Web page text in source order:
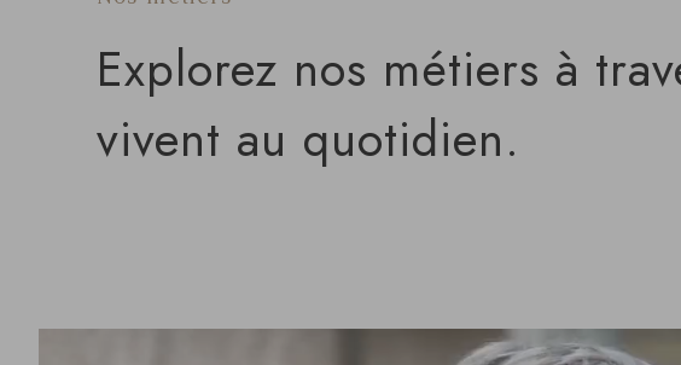
Explorez nos métiers à
vivent au quotidien.